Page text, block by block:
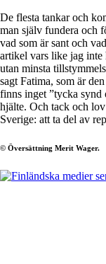
De flesta tankar och
man själv fundera och
vad som är sant och
artikel vars like jag inte
utan minsta
sagt Fatima, som är
finns inget ”tycka synd
hjälte. Och tack och
Sverige: att ta del av
© Översättning Merit Wager.